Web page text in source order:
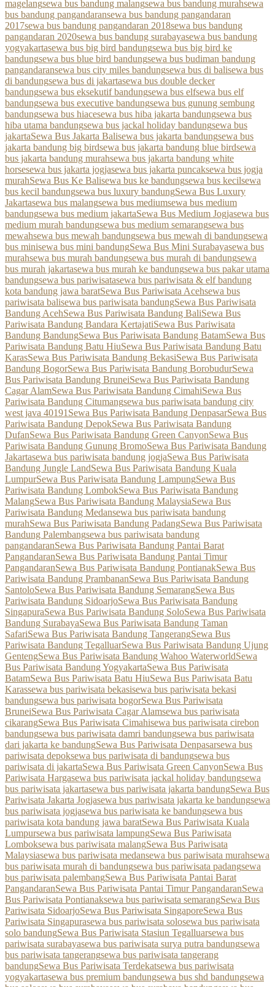
magelangsewa bus bandung malangsewa bus bandung murahsewa
bus bandung pangandaransewa bus bandung pangandaran
2017sewa bus bandung pangandaran 2018sewa bus bandung
pangandaran 2020sewa bus bandung surabayasewa bus bandung
yogyakartasewa bus big bird bandungsewa bus big bird ke
bandungsewa bus blue bird bandungsewa bus budiman bandung
pangandaransewa bus city miles bandungsewa bus di balisewa bus
di bandungsewa bus di jakartasewa bus double decker
bandungsewa bus eksekutif bandungsewa bus elfsewa bus elf
bandungsewa bus executive bandungsewa bus gunung sembung
bandungsewa bus hiacesewa bus hiba jakarta bandungsewa bus
hiba utama bandungsewa bus jackal holiday bandungsewa bus
jakartaSewa Bus Jakarta Balisewa bus jakarta bandungsewa bus
jakarta bandung big birdsewa bus jakarta bandung blue birdsewa
bus jakarta bandung murahsewa bus jakarta bandung white
horsesewa bus jakarta jogjasewa bus jakarta puncaksewa bus jogja
murahSewa Bus Ke Balisewa bus ke bandungsewa bus kecilsewa
bus kecil bandungsewa bus luxury bandungSewa Bus Luxury
Jakartasewa bus malangsewa bus mediumsewa bus medium
bandungsewa bus medium jakartaSewa Bus Medium Jogjasewa bus
medium murah bandungsewa bus medium semarangsewa bus
mewahsewa bus mewah bandungsewa bus mewah di bandungsewa
bus minisewa bus mini bandungSewa Bus Mini Surabayasewa bus
murahsewa bus murah bandungsewa bus murah di bandungsewa
bus murah jakartasewa bus murah ke bandungsewa bus pakar utama
bandungsewa bus pariwisatasewa bus pariwisata & elf bandung
kota bandung jawa baratSewa Bus Pariwisata Acehsewa bus
pariwisata balisewa bus pariwisata bandungSewa Bus Pariwisata
Bandung AcehSewa Bus Pariwisata Bandung BaliSewa Bus
Pariwisata Bandung Bandara KertajatiSewa Bus Pariwisata
Bandung BandungSewa Bus Pariwisata Bandung BatamSewa Bus
Pariwisata Bandung Batu HiuSewa Bus Pariwisata Bandung Batu
KarasSewa Bus Pariwisata Bandung BekasiSewa Bus Pariwisata
Bandung BogorSewa Bus Pariwisata Bandung BorobudurSewa
Bus Pariwisata Bandung BruneiSewa Bus Pariwisata Bandung
Cagar AlamSewa Bus Pariwisata Bandung CimahiSewa Bus
Pariwisata Bandung Citumangsewa bus pariwisata bandung city
west java 40191Sewa Bus Pariwisata Bandung DenpasarSewa Bus
Pariwisata Bandung DepokSewa Bus Pariwisata Bandung
DufanSewa Bus Pariwisata Bandung Green CanyonSewa Bus
Pariwisata Bandung Gunung BromoSewa Bus Pariwisata Bandung
Jakartasewa bus pariwisata bandung jogjaSewa Bus Pariwisata
Bandung Jungle LandSewa Bus Pariwisata Bandung Kuala
LumpurSewa Bus Pariwisata Bandung LampungSewa Bus
Pariwisata Bandung LombokSewa Bus Pariwisata Bandung
MalangSewa Bus Pariwisata Bandung MalaysiaSewa Bus
Pariwisata Bandung Medansewa bus pariwisata bandung
murahSewa Bus Pariwisata Bandung PadangSewa Bus Pariwisata
Bandung Palembangsewa bus pariwisata bandung
pangandaranSewa Bus Pariwisata Bandung Pantai Barat
PangandaranSewa Bus Pariwisata Bandung Pantai Timur
PangandaranSewa Bus Pariwisata Bandung PontianakSewa Bus
Pariwisata Bandung PrambananSewa Bus Pariwisata Bandung
SantoloSewa Bus Pariwisata Bandung SemarangSewa Bus
Pariwisata Bandung SidoarjoSewa Bus Pariwisata Bandung
SingapuraSewa Bus Pariwisata Bandung SoloSewa Bus Pariwisata
Bandung SurabayaSewa Bus Pariwisata Bandung Taman
SafariSewa Bus Pariwisata Bandung TangerangSewa Bus
Pariwisata Bandung TegalluarSewa Bus Pariwisata Bandung Ujung
GentengSewa Bus Pariwisata Bandung Wahoo WaterworldSewa
Bus Pariwisata Bandung YogyakartaSewa Bus Pariwisata
BatamSewa Bus Pariwisata Batu HiuSewa Bus Pariwisata Batu
Karassewa bus pariwisata bekasisewa bus pariwisata bekasi
bandungsewa bus pariwisata bogorSewa Bus Pariwisata
BruneiSewa Bus Pariwisata Cagar Alamsewa bus pariwisata
cikarangSewa Bus Pariwisata Cimahisewa bus pariwisata cirebon
bandungsewa bus pariwisata damri bandungsewa bus pariwisata
dari jakarta ke bandungSewa Bus Pariwisata Denpasarsewa bus
pariwisata depoksewa bus pariwisata di bandungsewa bus
pariwisata di jakartaSewa Bus Pariwisata Green CanyonSewa Bus
Pariwisata Hargasewa bus pariwisata jackal holiday bandungsewa
bus pariwisata jakartasewa bus pariwisata jakarta bandungSewa Bus
Pariwisata Jakarta Jogjasewa bus pariwisata jakarta ke bandungsewa
bus pariwisata jogjasewa bus pariwisata ke bandungsewa bus
pariwisata kota bandung jawa baratSewa Bus Pariwisata Kuala
Lumpursewa bus pariwisata lampungSewa Bus Pariwisata
Lomboksewa bus pariwisata malangSewa Bus Pariwisata
Malaysiasewa bus pariwisata medansewa bus pariwisata murahsewa
bus pariwisata murah di bandungsewa bus pariwisata padangsewa
bus pariwisata palembangSewa Bus Pariwisata Pantai Barat
PangandaranSewa Bus Pariwisata Pantai Timur PangandaranSewa
Bus Pariwisata Pontianaksewa bus pariwisata semarangSewa Bus
Pariwisata SidoarjoSewa Bus Pariwisata SingaporeSewa Bus
Pariwisata Singapurasewa bus pariwisata solosewa bus pariwisata
solo bandungSewa Bus Pariwisata Stasiun Tegalluarsewa bus
pariwisata surabayasewa bus pariwisata surya putra bandungsewa
bus pariwisata tangerangsewa bus pariwisata tangerang
bandungSewa Bus Pariwisata Terdekatsewa bus pariwisata
yogyakartasewa bus premium bandungsewa bus shd bandungsewa